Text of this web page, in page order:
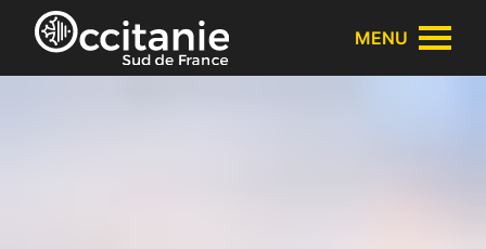
Panneau de gestion des cookies
MENU